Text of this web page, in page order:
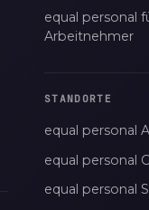
equal personal
Arbeitnehmer
STANDORTE
equal personal
equal personal
equal personal